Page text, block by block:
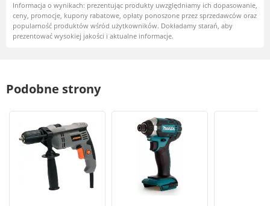
Informacja o wynikach: prezentując produkty uwzględniamy ich dopasowanie,
ceny, promocje, kupony rabatowe, opłaty ponoszone przez sprzedawców oraz
popularność produktów wśród użytkowników. Dokładamy starań, aby
prezentować wysokiej jakości i aktualne informacje.
Podobne strony